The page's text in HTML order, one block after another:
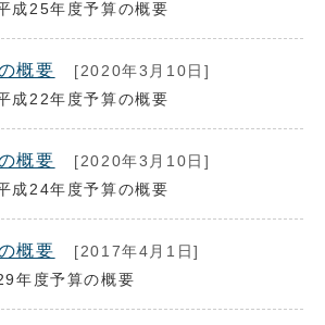
成25年度予算の概要
概要
[2020年3月10日]
成22年度予算の概要
概要
[2020年3月10日]
成24年度予算の概要
概要
[2017年4月1日]
年度予算の概要